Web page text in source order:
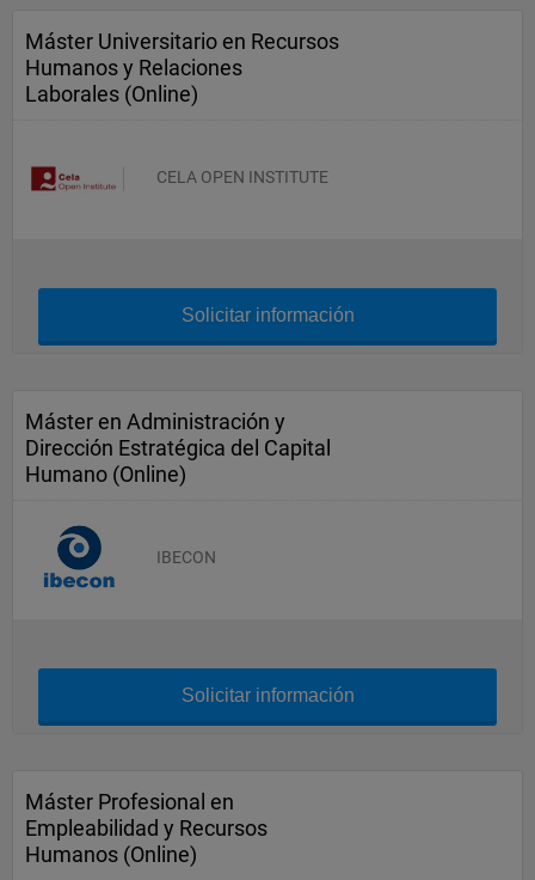
Máster Universitario en Recursos
Humanos y Relaciones
Laborales (Online)
CELA OPEN INSTITUTE
Solicitar información
Máster en Administración y
Dirección Estratégica del Capital
Humano (Online)
IBECON
Solicitar información
Máster Profesional en
Empleabilidad y Recursos
Humanos (Online)